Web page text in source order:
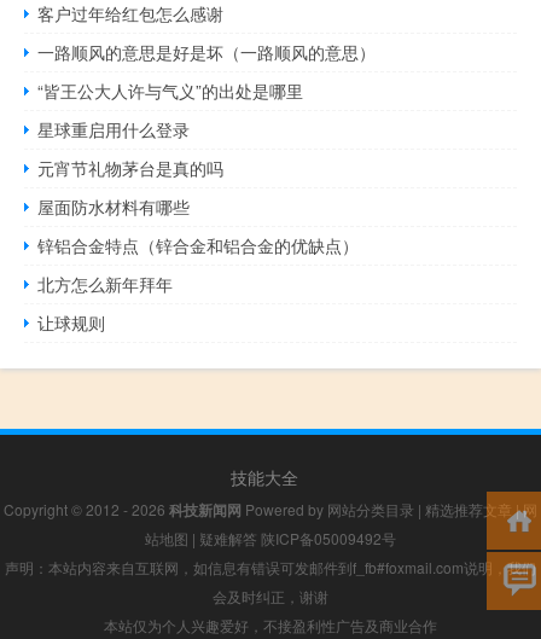
客户过年给红包怎么感谢
一路顺风的意思是好是坏（一路顺风的意思）
“皆王公大人许与气义”的出处是哪里
星球重启用什么登录
元宵节礼物茅台是真的吗
屋面防水材料有哪些
锌铝合金特点（锌合金和铝合金的优缺点）
北方怎么新年拜年
让球规则
技能大全
Copyright © 2012 - 2026 科技新闻网 Powered by 网站分类目录 | 精选推荐文章 |网
站地图 | 疑难解答 陕ICP备05009492号
声明：本站内容来自互联网，如信息有错误可发邮件到f_fb#foxmail.com说明，我们
会及时纠正，谢谢
本站仅为个人兴趣爱好，不接盈利性广告及商业合作